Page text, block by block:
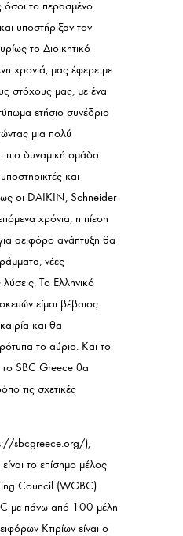
το περασμένο
υποστήριξαν τον
το Διοικητικό
χρονιά, μας έφερε με
στόχους μας, με ένα
ετήσιο συνέδριο
μια πολύ
πιο δυναμική ομάδα
και
οι DAIKIN, Schneider
χρόνια, η πίεση
αειφόρο ανάπτυξη θα
νέες
Το Ελληνικό
είμαι βέβαιος
και θα
το αύριο. Και το
SBC Greece θα
τις σχετικές
sbcgreece.org/),
το επίσημο μέλος
Council (WGBC)
με πάνω από 100 μέλη
Κτιρίων είναι ο